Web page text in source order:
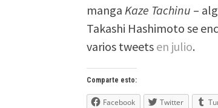
manga Kaze Tachinu –
Takashi Hashimoto se
varios tweets en julio.
Comparte esto:
Facebook Twitter